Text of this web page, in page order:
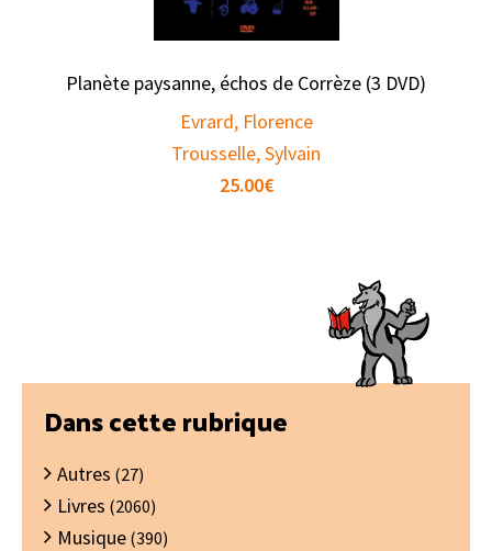
Planète paysanne, échos de Corrèze (3 DVD)
Evrard, Florence
Trousselle, Sylvain
25.00€
Barre
latérale
principale
Dans cette rubrique
Autres (27)
Livres (2060)
Musique (390)